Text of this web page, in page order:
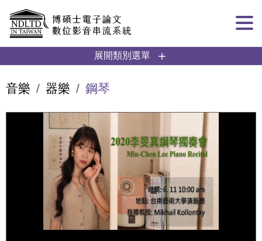
展開類別選單
音樂 器樂 鋼琴